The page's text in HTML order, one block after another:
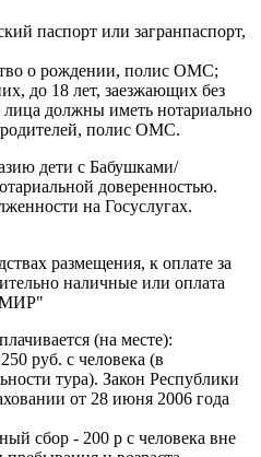
паспорт или загранпаспорт,
о рождении, полис ОМС;
до 18 лет, заезжающих без
должны иметь нотариально
родителей, полис ОМС.
дети с Бабушками/
доверенностью.
на Госуслугах.
размещения, к оплате за
наличные или оплата
(на месте):
руб. с человека (в
тура). Закон Республики
от 28 июня 2006 года
сбор - 200 р с человека вне